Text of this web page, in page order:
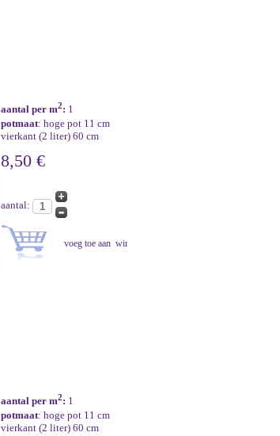
aantal per m2: 1
potmaat: hoge pot 11 cm
vierkant (2 liter) 60 cm
8,50 €
aantal:
aantal per m2: 1
potmaat: hoge pot 11 cm
vierkant (2 liter) 60 cm